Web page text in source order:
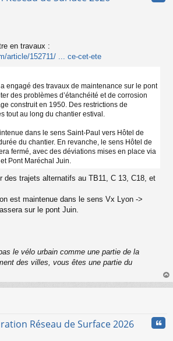
en travaux :
article/152711/ ... ce-cet-ete
engagé des travaux de maintenance sur le pont
des problèmes d’étanchéité et de corrosion
construit en 1950. Des restrictions de
tout au long du chantier estival.
dans le sens Saint-Paul vers Hôtel de
du chantier. En revanche, le sens Hôtel de
fermé, avec des déviations mises en place via
Pont Maréchal Juin.
des trajets alternatifs au TB11, C 13, C18, et
est maintenue dans le sens Vx Lyon ->
sur le pont Juin.
le vélo urbain comme une partie de la
des villes, vous êtes une partie du
au
Réseau de Surface 2026